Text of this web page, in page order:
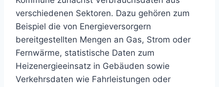
verschiedenen Sektoren. Dazu gehören zum
Beispiel die von Energieversorgern
bereitgestellten Mengen an Gas, Strom oder
Fernwärme, statistische Daten zum
Heizenergieeinsatz in Gebäuden sowie
Verkehrsdaten wie Fahrleistungen oder